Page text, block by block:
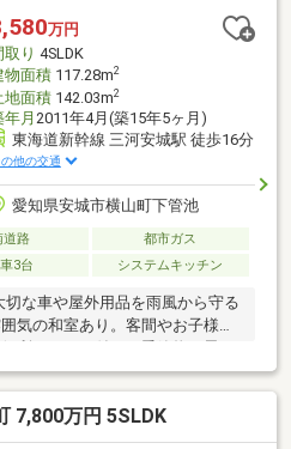
万円
取り 4SLDK
物面積117.28m2
地面積142.03m2
年月 2011年4月(築15年5ヶ月)
東海道新幹線 三河安城駅 徒歩16分
の他の交通
愛知県安城市横山町下管池
道路
都市ガス
3台 システムキッチン
車や屋外用品を雨風から守る
気の和室あり。客間やお子様の
納戸付きで収納豊富！各居室を
ドテラス・2面バルコニー付き！
感も抜群です。・4LDKの間取り
に整います◎◇◆周辺環境◆◇・
7,800万円 5SLDK